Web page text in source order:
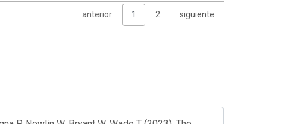
anterior 1 2 siguiente